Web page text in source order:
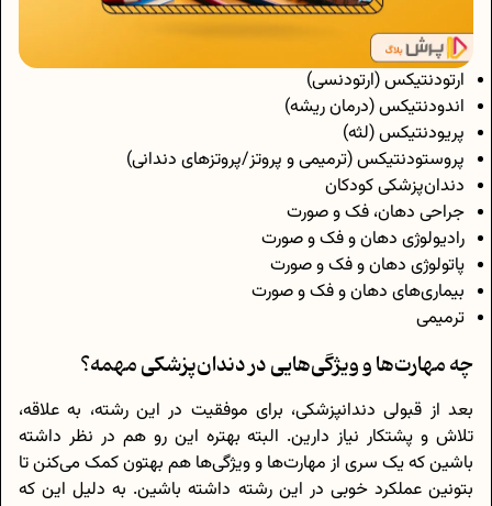
ارتودنتیکس (ارتودنسی)
اندودنتیکس (درمان ریشه)
پریودنتیکس (لثه)
پروستودنتیکس (ترمیمی و پروتز/پروتزهای دندانی)
دندان‌پزشکی کودکان
جراحی دهان، فک و صورت
رادیولوژی دهان و فک و صورت
پاتولوژی دهان و فک و صورت
بیماری‌های دهان و فک و صورت
ترمیمی
چه مهارت‌ها و ویژگی‌هایی در دندان‌پزشکی مهمه؟
بعد از قبولی‌ دندانپزشکی، برای موفقیت در این رشته، به علاقه،
تلاش و پشتکار نیاز دارین. البته بهتره این رو هم در نظر داشته
باشین که یک سری از مهارت‌ها و ویژگی‌ها هم بهتون کمک می‌کنن تا
بتونین عملکرد خوبی در این رشته داشته باشین. به دلیل این که